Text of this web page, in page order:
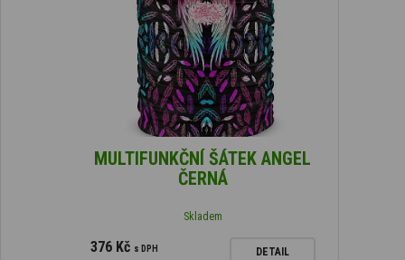
MULTIFUNKČNÍ ŠÁTEK ANGEL
ČERNÁ
Skladem
376 Kč s DPH DETAIL